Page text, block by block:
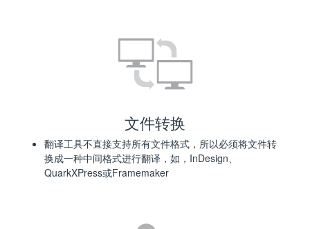
文件转换
翻译工具不直接支持所有文件格式，所以必须将文件转
换成一种中间格式进行翻译，如，InDesign、
QuarkXPress或Framemaker